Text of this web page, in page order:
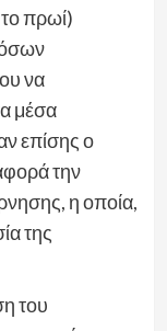
πρωί)
να
μέσα
επίσης ο
την
η οποία,
της
του